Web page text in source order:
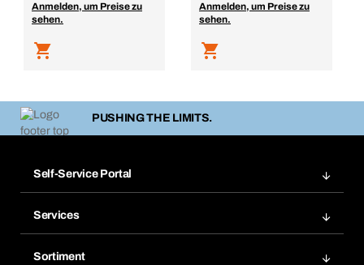
Anmelden, um Preise zu
sehen.
Anmelden, um Preise zu
sehen.
PUSHING THE LIMITS.
Self-Service Portal
Merklisten
Services
Sortiment